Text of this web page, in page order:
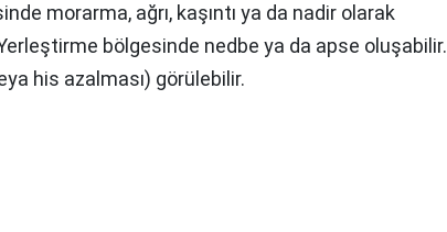
morarma, ağrı, kaşıntı ya da nadir olarak
bölgesinde nedbe ya da apse oluşabilir.
his azalması) görülebilir.